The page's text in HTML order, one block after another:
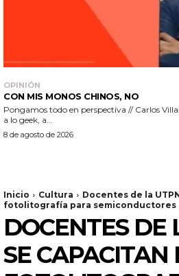
OPINIÓN
CON MIS MONOS CHINOS, NO
Pongamos todo en perspectiva // Carlos
a lo geek, a...
8 de agosto de 2026